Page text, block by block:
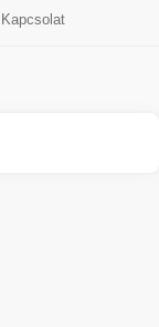
Kapcsolat